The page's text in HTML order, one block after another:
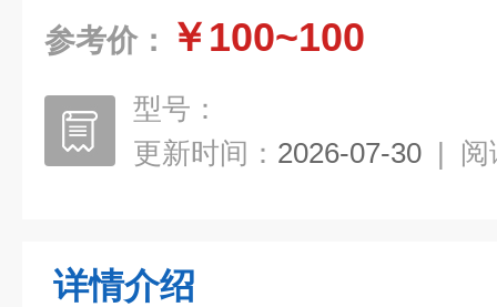
参考价： ￥100~100
型号：
更新时间： 2026-07-30 | 阅
详情介绍